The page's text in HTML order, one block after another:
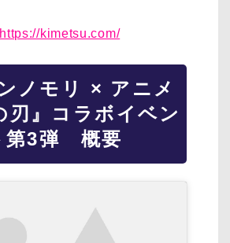
https://kimetsu.com/
ノモリ × アニメ
刃』コラボイベン
第3弾 概要